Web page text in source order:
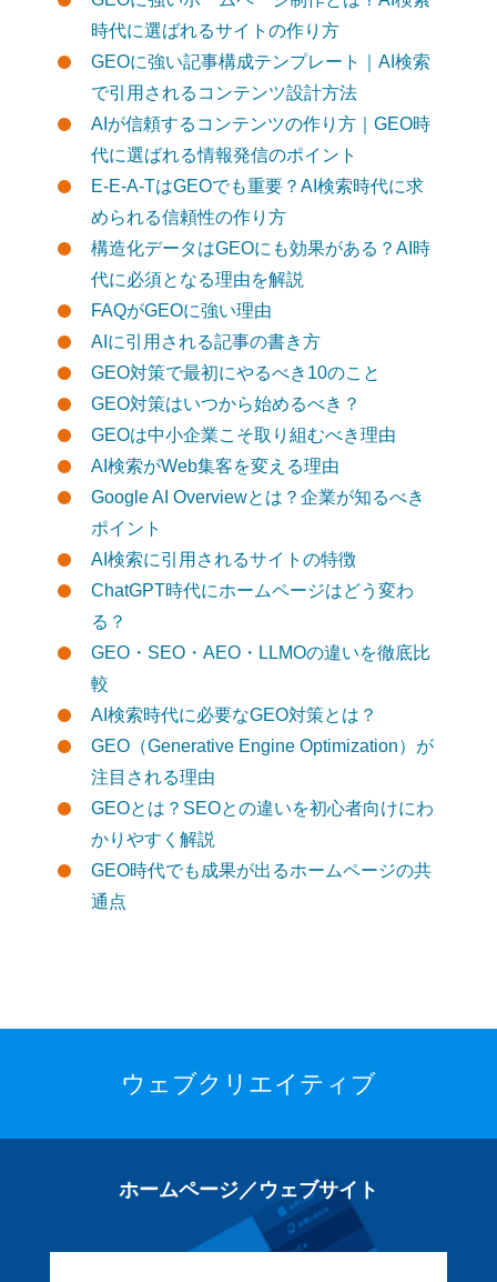
時代に選ばれるサイトの作り方
GEOに強い記事構成テンプレート｜AI検索
で引用されるコンテンツ設計方法
AIが信頼するコンテンツの作り方｜GEO時
代に選ばれる情報発信のポイント
E-E-A-TはGEOでも重要？AI検索時代に求
められる信頼性の作り方
構造化データはGEOにも効果がある？AI時
代に必須となる理由を解説
FAQがGEOに強い理由
AIに引用される記事の書き方
GEO対策で最初にやるべき10のこと
GEO対策はいつから始めるべき？
GEOは中小企業こそ取り組むべき理由
AI検索がWeb集客を変える理由
Google AI Overviewとは？企業が知るべき
ポイント
AI検索に引用されるサイトの特徴
ChatGPT時代にホームページはどう変わ
る？
GEO・SEO・AEO・LLMOの違いを徹底比
較
AI検索時代に必要なGEO対策とは？
GEO（Generative Engine Optimization）が
注目される理由
GEOとは？SEOとの違いを初心者向けにわ
かりやすく解説
GEO時代でも成果が出るホームページの共
通点
ウェブクリエイティブ
ホームページ／ウェブサイト